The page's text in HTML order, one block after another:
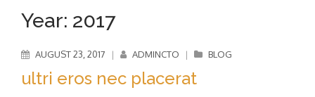
Year: 2017
AUGUST 23, 2017 | ADMINCTO | BLOG
ultri eros nec placerat